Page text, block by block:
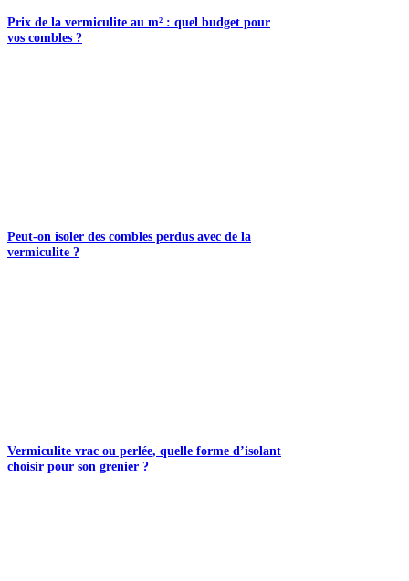
Prix de la vermiculite au m² : quel budget pour
vos combles ?
Peut-on isoler des combles perdus avec de la
vermiculite ?
Vermiculite vrac ou perlée, quelle forme d’isolant
choisir pour son grenier ?